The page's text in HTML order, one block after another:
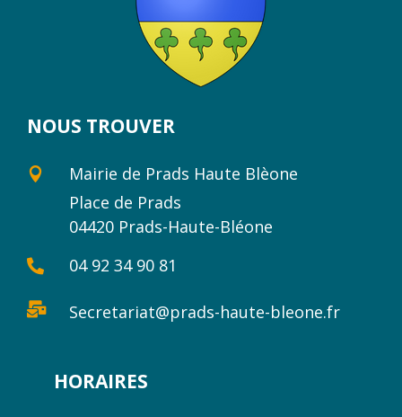
NOUS TROUVER

Mairie de Prads Haute Blèone
Place de Prads
04420 Prads-Haute-Bléone
 04 92 34 90 81
 Secretariat@prads-haute-bleone.fr
HORAIRES